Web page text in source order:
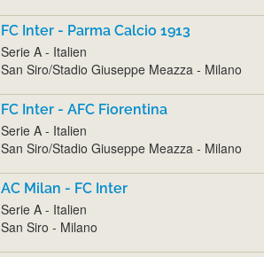
FC Inter - Parma Calcio 1913
Serie A - Italien
San Siro/Stadio Giuseppe Meazza - Milano
FC Inter - AFC Fiorentina
Serie A - Italien
San Siro/Stadio Giuseppe Meazza - Milano
AC Milan - FC Inter
Serie A - Italien
San Siro - Milano